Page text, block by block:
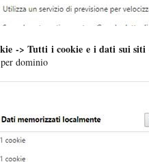
-> Tutti i cookie e i dati sui siti
dominio